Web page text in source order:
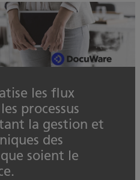
les flux
processus
la gestion et
des
soient le